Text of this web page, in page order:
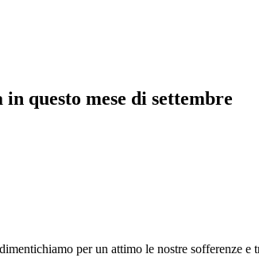
questo mese di settembre
per un attimo le nostre sofferenze e